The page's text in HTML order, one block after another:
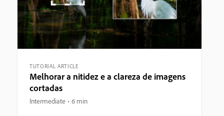
TUTORIAL ARTICLE
Melhorar a nitidez e a clareza de imagens
cortadas
Intermediate 6 min